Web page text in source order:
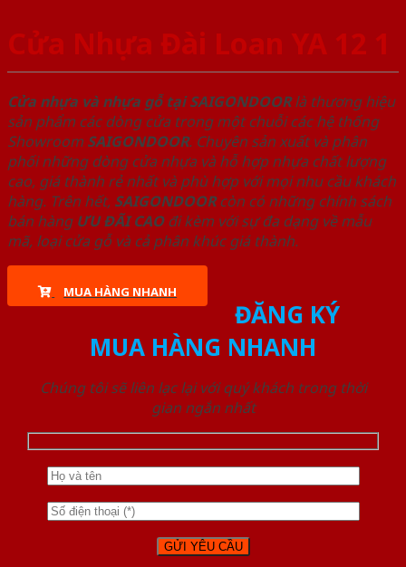
Cửa Nhựa Đài Loan YA 12 1
Cửa nhựa và nhựa gỗ tại SAIGONDOORlà thương hiệu
sản phẩm các dòng cửa trong một chuỗi các hệ thống
Showroom SAIGONDOOR. Chuyên sản xuất và phân
phối những dòng cửa nhựa và hỗ hợp nhựa chất lượng
cao, giá thành rẻ nhất và phù hợp với mọi nhu cầu khách
hàng. Trên hết, SAIGONDOORcòn có những chính sách
bán hàng ƯU ĐÃI CAOđi kèm với sự đa dạng về mẫu
mã, loại cửa gỗ và cả phân khúc giá thành.
MUA HÀNG NHANH
ĐĂNG KÝ
MUA HÀNG NHANH
Chúng tôi sẽ liên lạc lại với quý khách trong thời
gian ngắn nhất